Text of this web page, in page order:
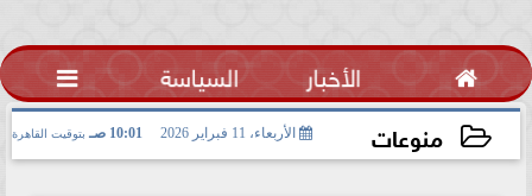
 الأخبار السياسة 
منوعات الأربعاء، 11 فبراير 2026 10:01 صـ بتوقيت القاهرة